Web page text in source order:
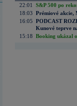
22:01
S&P 500 po
18:03 Prémiové akcie,
16:05 PODCAST
Kunové teprve
15:18 Booking ukázal